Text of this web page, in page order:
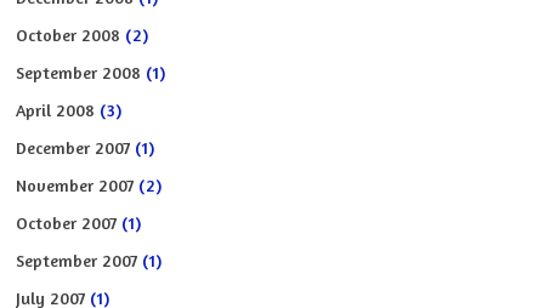
October 2008 (2)
September 2008 (1)
April 2008 (3)
December 2007 (1)
November 2007 (2)
October 2007 (1)
September 2007 (1)
July 2007 (1)